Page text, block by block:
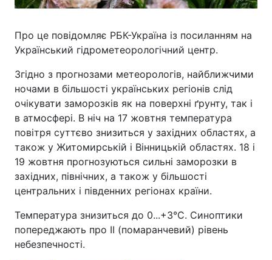
Про це повідомляє РБК-Україна із посиланням на
Український гідрометеорологічний центр.
Згідно з прогнозами метеорологів, найближчими
ночами в більшості українських регіонів слід
очікувати заморозків як на поверхні ґрунту, так і
в атмосфері. В ніч на 17 жовтня температура
повітря суттєво знизиться у західних областях, а
також у Житомирській і Вінницькій областях. 18 і
19 жовтня прогнозуються сильні заморозки в
західних, північних, а також у більшості
центральних і південних регіонах країни.
Температура знизиться до 0...+3°С. Синоптики
попереджають про ІІ (помаранчевий) рівень
небезпечності.